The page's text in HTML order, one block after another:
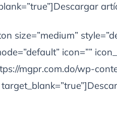
size=”medium”
icon=””
mgpr.com.do/wp-